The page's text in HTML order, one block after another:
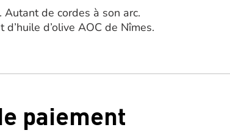
de cordes à son arc.
d’olive AOC de Nîmes.
paiement